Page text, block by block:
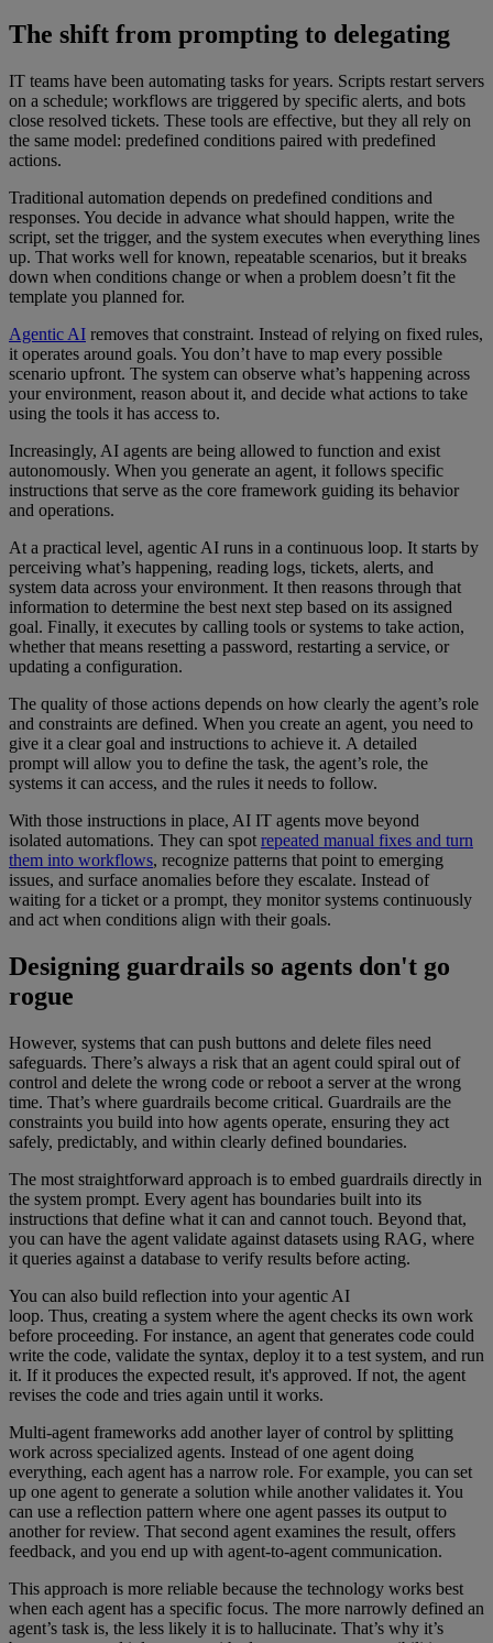
The shift from prompting to delegating
IT teams have been automating tasks for years. Scripts restart servers
on a schedule; workflows are triggered by specific alerts, and bots
close resolved tickets. These tools are effective, but they all rely on
the same model: predefined conditions paired with predefined
actions.
Traditional automation depends on predefined conditions and
responses. You decide in advance what should happen, write the
script, set the trigger, and the system executes when everything lines
up. That works well for known, repeatable scenarios, but it breaks
down when conditions change or when a problem doesn’t fit the
template you planned for.
Agentic AI removes that constraint. Instead of relying on fixed rules,
it operates around goals. You don’t have to map every possible
scenario upfront. The system can observe what’s happening across
your environment, reason about it, and decide what actions to take
using the tools it has access to.
Increasingly, AI agents are being allowed to function and exist
autonomously. When you generate an agent, it follows specific
instructions that serve as the core framework guiding its behavior
and operations.
At a practical level, agentic AI runs in a continuous loop. It starts by
perceiving what’s happening, reading logs, tickets, alerts, and
system data across your environment. It then reasons through that
information to determine the best next step based on its assigned
goal. Finally, it executes by calling tools or systems to take action,
whether that means resetting a password, restarting a service, or
updating a configuration.
The quality of those actions depends on how clearly the agent’s role
and constraints are defined. When you create an agent, you need to
give it a clear goal and instructions to achieve it. A detailed
prompt will allow you to define the task, the agent’s role, the
systems it can access, and the rules it needs to follow.
With those instructions in place, AI IT agents move beyond
isolated automations. They can spot repeated manual fixes and turn
them into workflows, recognize patterns that point to emerging
issues, and surface anomalies before they escalate. Instead of
waiting for a ticket or a prompt, they monitor systems continuously
and act when conditions align with their goals.
Designing guardrails so agents don't go
rogue
However, systems that can push buttons and delete files need
safeguards. There’s always a risk that an agent could spiral out of
control and delete the wrong code or reboot a server at the wrong
time. That’s where guardrails become critical. Guardrails are the
constraints you build into how agents operate, ensuring they act
safely, predictably, and within clearly defined boundaries.
The most straightforward approach is to embed guardrails directly in
the system prompt. Every agent has boundaries built into its
instructions that define what it can and cannot touch. Beyond that,
you can have the agent validate against datasets using RAG, where
it queries against a database to verify results before acting.
You can also build reflection into your agentic AI
loop. Thus, creating a system where the agent checks its own work
before proceeding. For instance, an agent that generates code could
write the code, validate the syntax, deploy it to a test system, and run
it. If it produces the expected result, it's approved. If not, the agent
revises the code and tries again until it works.
Multi-agent frameworks add another layer of control by splitting
work across specialized agents. Instead of one agent doing
everything, each agent has a narrow role. For example, you can set
up one agent to generate a solution while another validates it. You
can use a reflection pattern where one agent passes its output to
another for review. That second agent examines the result, offers
feedback, and you end up with agent-to-agent communication.
This approach is more reliable because the technology works best
when each agent has a specific focus. The more narrowly defined an
agent’s task is, the less likely it is to hallucinate. That’s why it’s